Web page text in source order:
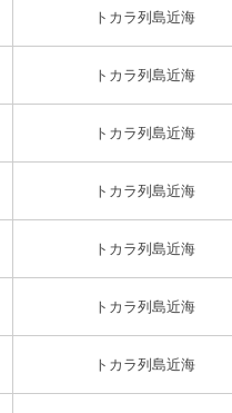
トカラ列島近海
トカラ列島近海
トカラ列島近海
トカラ列島近海
トカラ列島近海
トカラ列島近海
トカラ列島近海